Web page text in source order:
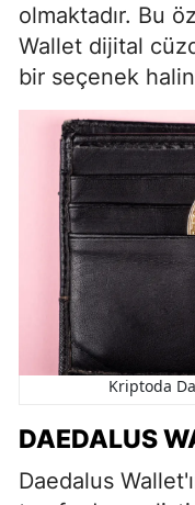
olmaktadır. Bu
Wallet dijital
bir seçenek
Kriptoda
DAEDALUS
Daedalus